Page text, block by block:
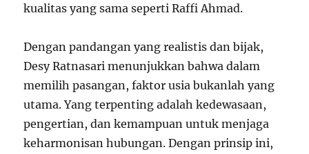
kualitas yang sama seperti Raffi Ahmad.
Dengan pandangan yang realistis dan bijak,
Desy Ratnasari menunjukkan bahwa dalam
memilih pasangan, faktor usia bukanlah yang
utama. Yang terpenting adalah kedewasaan,
pengertian, dan kemampuan untuk menjaga
keharmonisan hubungan. Dengan prinsip ini,